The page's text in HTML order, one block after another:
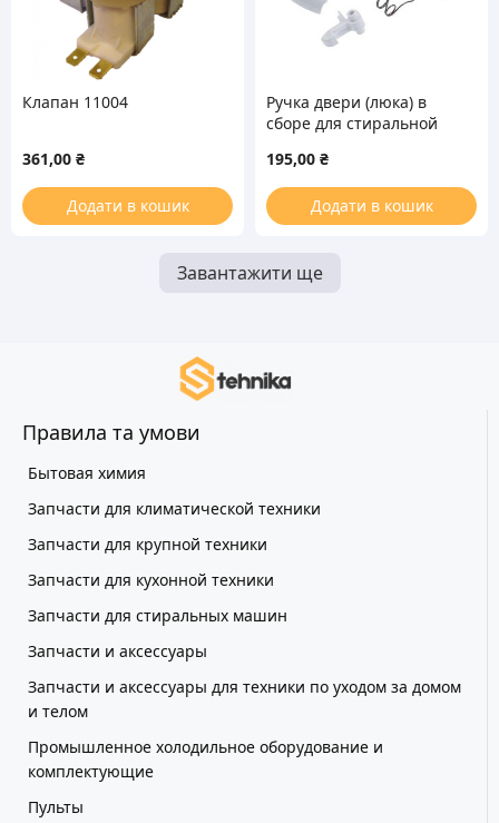
Клапан 11004
361,00 ₴
Додати в кошик
Ручка двери (люка) в
сборе для стиральной
195,00 ₴
Додати в кошик
Завантажити ще
Правила та умови
Бытовая химия
Запчасти для климатической техники
Запчасти для крупной техники
Запчасти для кухонной техники
Запчасти для стиральных машин
Запчасти и аксессуары
Запчасти и аксессуары для техники по уходом за домом
и телом
Промышленное холодильное оборудование и
комплектующие
Пульты